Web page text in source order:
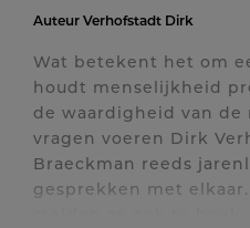
Auteur Verhofstadt Dirk
Wat betekent het om
houdt menselijkheid
de waardigheid van de
vragen voeren Dirk
Braeckman reeds
gesprekken met